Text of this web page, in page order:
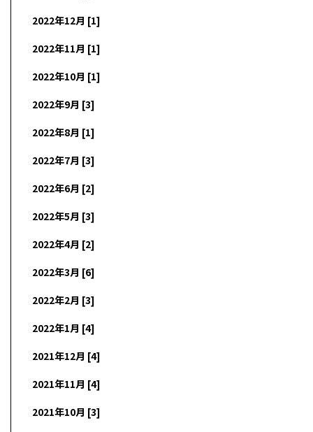
2022年12月 [1]
2022年11月 [1]
2022年10月 [1]
2022年9月 [3]
2022年8月 [1]
2022年7月 [3]
2022年6月 [2]
2022年5月 [3]
2022年4月 [2]
2022年3月 [6]
2022年2月 [3]
2022年1月 [4]
2021年12月 [4]
2021年11月 [4]
2021年10月 [3]